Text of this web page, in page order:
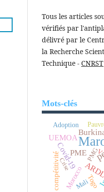
Tous les articles
vérifiés par
délivré par le
la Recherche
Technique - CNRST
Mots-clés
ARDL
PME
Covid-19
UEMOA
compétitivité Morocco
Adoption
Togo
V
Mali
PMG
Crise